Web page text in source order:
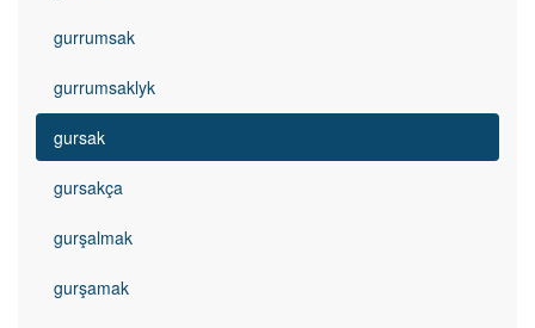
gurrumsak
gurrumsaklyk
gursak
gursakça
gurşalmak
gurşamak